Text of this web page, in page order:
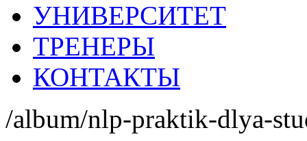
УНИВЕРСИТЕТ
ТРЕНЕРЫ
КОНТАКТЫ
/album/nlp-praktik-dlya-